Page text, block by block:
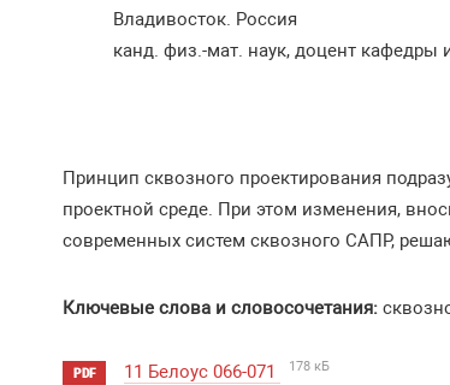
Владивосток. Россия
канд. физ.-мат. наук, доцент
Принцип сквозного проектирования
проектной среде. При этом изменения,
современных систем сквозного САПР,
Ключевые слова и словосочетания:
PDF 11 Белоус 066-071 178 кБ